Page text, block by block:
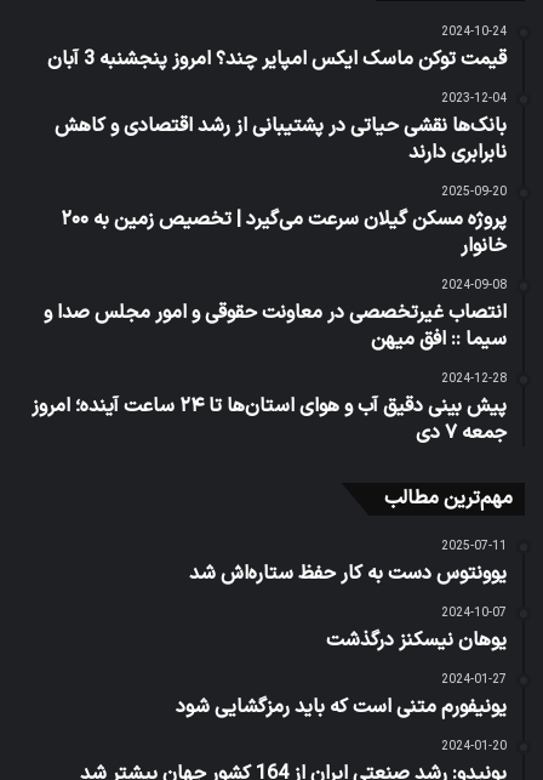
2024-10-24
قیمت توکن ماسک ایکس امپایر چند؟ امروز پنجشنبه 3 آبان
2023-12-04
بانک‌ها نقشی حیاتی در پشتیبانی از رشد اقتصادی و کاهش
نابرابری دارند
2025-09-20
پروژه مسکن گیلان سرعت می‌گیرد | تخصیص زمین به ۲۰۰
خانوار
2024-09-08
انتصاب غیرتخصصی در معاونت حقوقی و امور مجلس صدا و
سیما :: افق میهن
2024-12-28
پیش بینی دقیق آب و هوای استان‌ها تا ۲۴ ساعت آینده؛ امروز
جمعه ۷ دی
مهم‌ترین مطالب
2025-07-11
یوونتوس دست به کار حفظ ستاره‌اش شد
2024-10-07
یوهان نیسکنز درگذشت
2024-01-27
یونیفورم متنی است که باید رمزگشایی شود
2024-01-20
یونیدو: رشد صنعتی ایران از 164 کشور جهان بیشتر شد